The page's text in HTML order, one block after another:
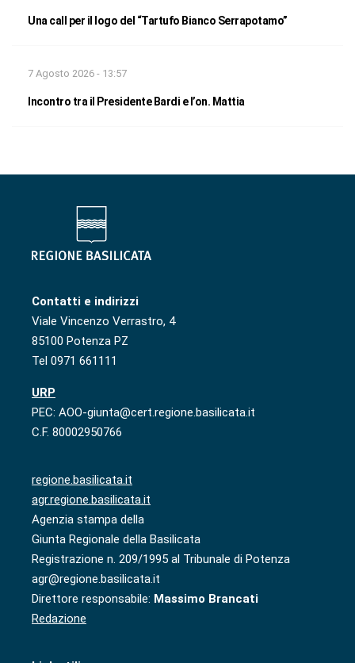
Una call per il logo del “Tartufo Bianco Serrapotamo”
7 Agosto 2026 - 13:57
Incontro tra il Presidente Bardi e l’on. Mattia
Contatti e indirizzi
Viale Vincenzo Verrastro, 4
85100 Potenza PZ
Tel 0971 661111
URP
PEC: AOO-giunta@cert.regione.basilicata.it
C.F. 80002950766
regione.basilicata.it
agr.regione.basilicata.it
Agenzia stampa della
Giunta Regionale della Basilicata
Registrazione n. 209/1995 al Tribunale di Potenza
agr@regione.basilicata.it
Direttore responsabile: Massimo Brancati
Redazione